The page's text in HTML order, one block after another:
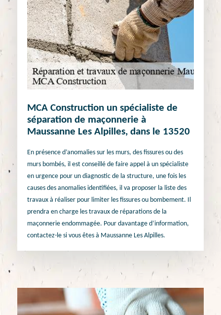
MCA Construction un spécialiste de
séparation de maçonnerie à
Maussanne Les Alpilles, dans le 13520
En présence d’anomalies sur les murs, des fissures ou des
murs bombés, il est conseillé de faire appel à un spécialiste
en urgence pour un diagnostic de la structure, une fois les
causes des anomalies identifiées, il va proposer la liste des
travaux à réaliser pour limiter les fissures ou bombement. Il
prendra en charge les travaux de réparations de la
maçonnerie endommagée. Pour davantage d’information,
contactez-le si vous êtes à Maussanne Les Alpilles.